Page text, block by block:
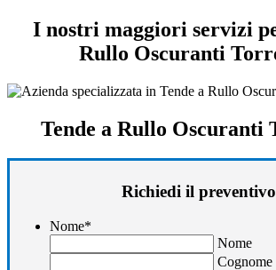
I nostri maggiori servizi
Rullo Oscuranti
Tende a Rullo Oscuranti
Richiedi il preventivo
Nome*
Nome
Cognome